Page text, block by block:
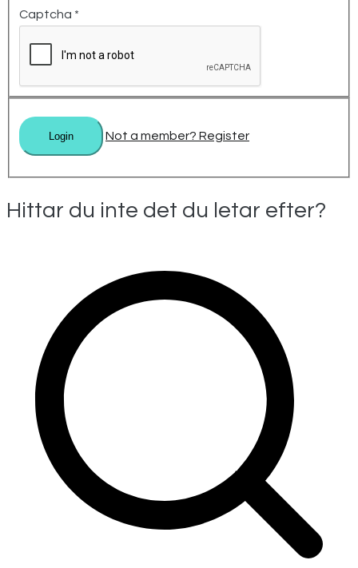
Captcha *
Not a member? Register
Hittar du inte det du letar efter?